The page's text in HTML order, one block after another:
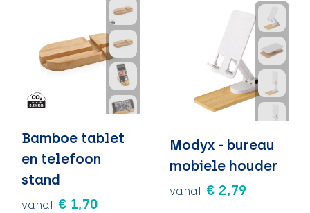
Bamboe tablet
en telefoon
stand
vanaf € 1,70
Modyx - bureau
mobiele houder
vanaf € 2,79